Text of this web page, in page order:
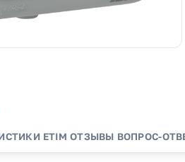
ETIM ОТЗЫВЫ ВОПРОС-